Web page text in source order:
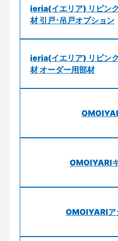
ieria(イエリア) リビン
材 引戸･吊戸オプション
ieria(イエリア) リビン
材 オーダー用部材
OMOIYARI
OMOIYARIア